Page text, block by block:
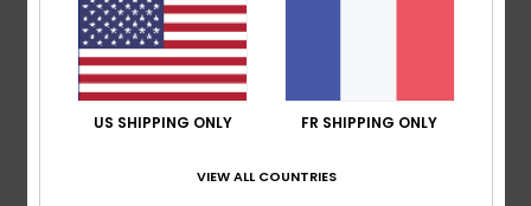
Je recommande ce produit
5 /5
US SHIPPING ONLY FR SHIPPING ONLY
VIEW ALL COUNTRIES